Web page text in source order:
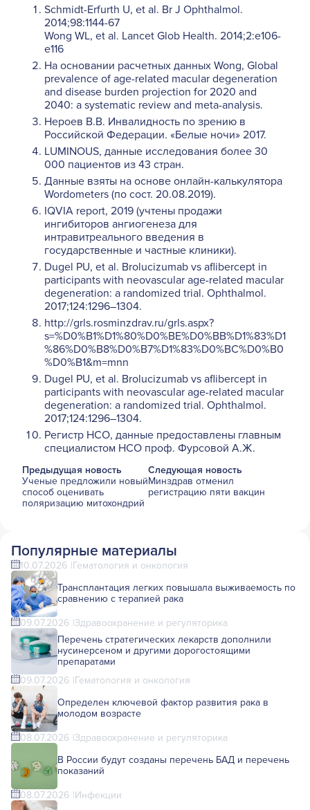
Schmidt-Erfurth U, et al. Br J Ophthalmol.
2014;98:1144-67
Wong WL, et al. Lancet Glob Health. 2014;2:e106-
e116
На основании расчетных данных Wong, Global
prevalence of age-related macular degeneration
and disease burden projection for 2020 and
2040: a systematic review and meta-analysis.
Нероев В.В. Инвалидность по зрению в
Российской Федерации. «Белые ночи» 2017.
LUMINOUS, данные исследования более 30
000 пациентов из 43 стран.
Данные взяты на основе онлайн-калькулятора
Wordometers (по сост. 20.08.2019).
IQVIA report, 2019 (учтены продажи
ингибиторов ангиогенеза для
интравитреального введения в
государственные и частные клиники).
Dugel PU, et al. Brolucizumab vs aflibercept in
participants with neovascular age-related macular
degeneration: a randomized trial. Ophthalmol.
2017;124:1296–1304.
http://grls.rosminzdrav.ru/grls.aspx?
s=%D0%B1%D1%80%D0%BE%D0%BB%D1%83%D1
%86%D0%B8%D0%B7%D1%83%D0%BC%D0%B0
%D0%B1&m=mnn
Dugel PU, et al. Brolucizumab vs aflibercept in
participants with neovascular age-related macular
degeneration: a randomized trial. Ophthalmol.
2017;124:1296–1304.
Регистр НСО, данные предоставлены главным
специалистом НСО проф. Фурсовой А.Ж.
Предыдущая новость
Ученые предложили новый
способ оценивать
поляризацию митохондрий
Следующая новость
Минздрав отменил
регистрацию пяти вакцин
Популярные материалы
10.07.2026 Гематология и онкология
Трансплантация легких повышала выживаемость по
сравнению с терапией рака
09.07.2026 Здравоохранение и регуляторика
Перечень стратегических лекарств дополнили
нусинерсеном и другими дорогостоящими
препаратами
09.07.2026 Гематология и онкология
Определен ключевой фактор развития рака в
молодом возрасте
08.07.2026 Здравоохранение и регуляторика
В России будут созданы перечень БАД и перечень
показаний
08.07.2026 Инфекции